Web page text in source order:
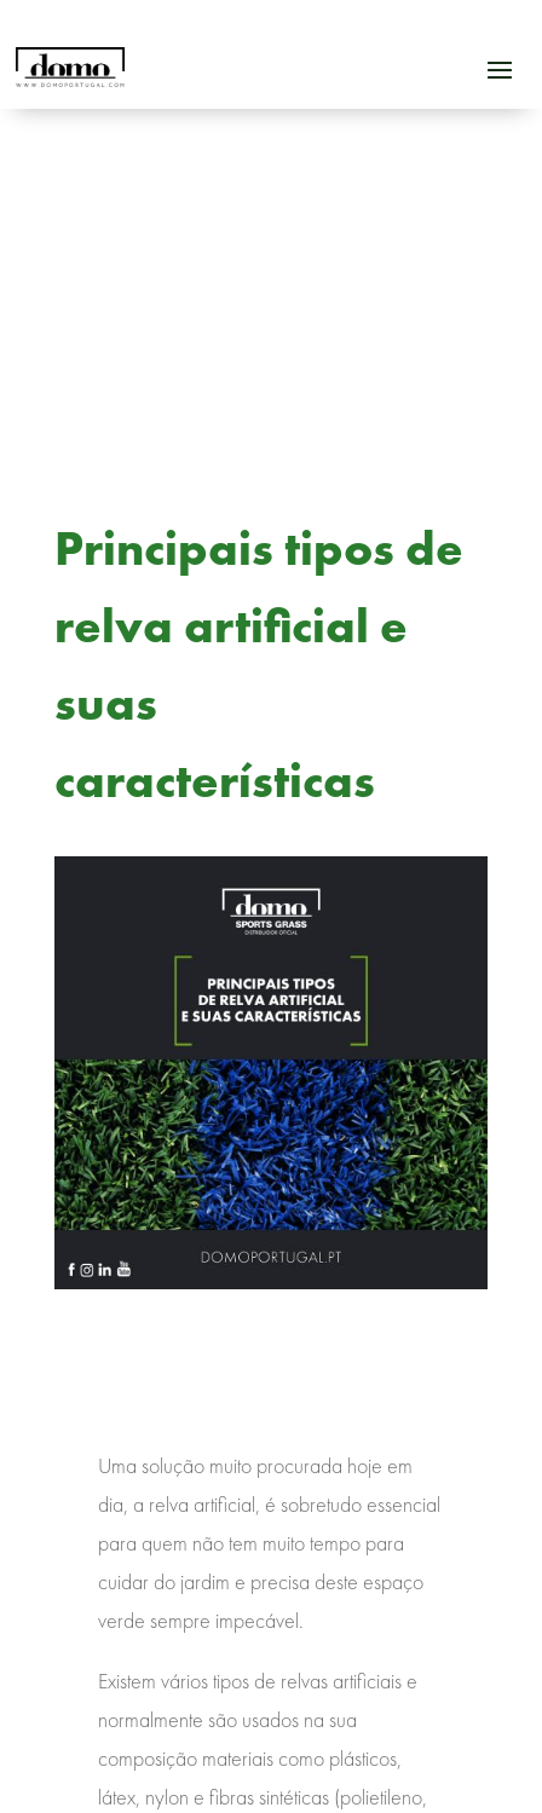
Principais tipos de
relva artificial e
suas
características
Uma solução muito procurada hoje em
dia, a relva artificial, é sobretudo essencial
para quem não tem muito tempo para
cuidar do jardim e precisa deste espaço
verde sempre impecável.
Existem vários tipos de relvas artificiais e
normalmente são usados na sua
composição materiais como plásticos,
látex, nylon e fibras sintéticas (polietileno,